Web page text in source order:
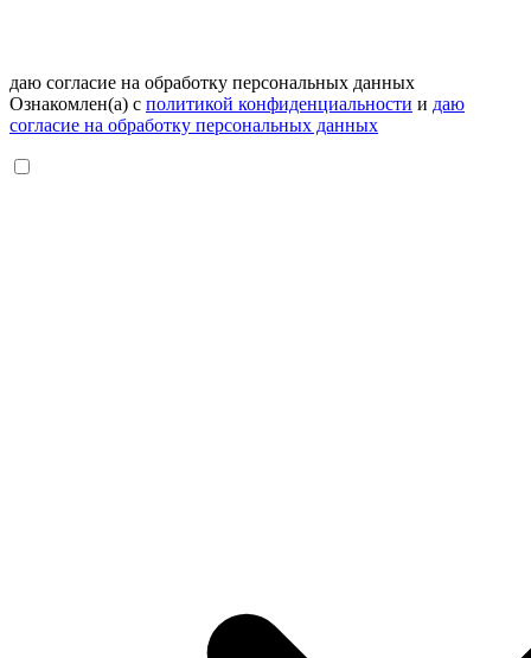
даю согласие на обработку персональных данных
Ознакомлен(а) с политикой конфиденциальности и даю
согласие на обработку персональных данных